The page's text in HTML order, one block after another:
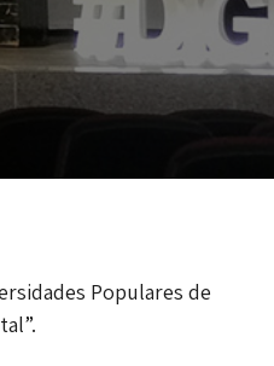
Populares de